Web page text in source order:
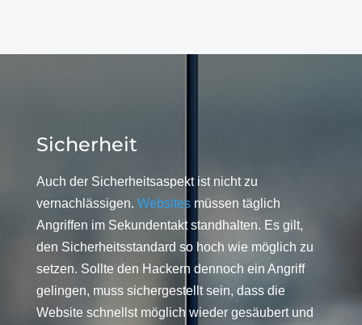
Sicherheit
Auch der Sicherheitsaspekt ist nicht zu
vernachlässigen. Websitesmüssen täglich
Angriffen im Sekundentakt standhalten. Es gilt,
den Sicherheitsstandard so hoch wie möglich zu
setzen. Sollte den Hackern dennoch ein Angriff
gelingen, muss sichergestellt sein, dass die
Website schnellst möglich wieder gesäubert und